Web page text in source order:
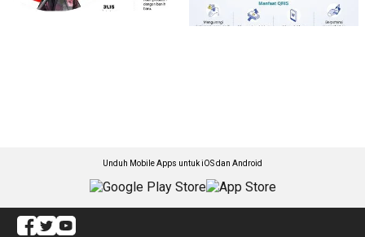
Unduh Mobile Apps untuk iOS dan Android